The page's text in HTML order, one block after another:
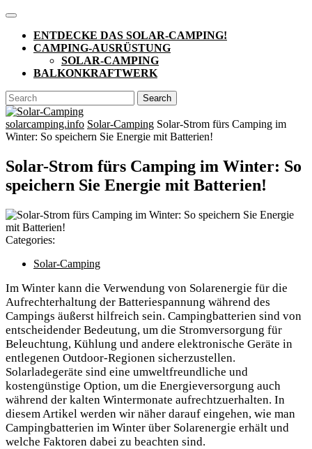
Skip
content
Open
ButtonENTDECKE DAS SOLAR-CAMPING!
CAMPING-AUSRÜSTUNG
SOLAR-CAMPING
BALKONKRAFTWERK
CLOSE
BUTTON
Search
for:
solarcamping.info Solar-Camping Solar-Strom fürs Camping im
Winter: So speichern Sie Energie mit Batterien!
Solar-Strom fürs Camping im Winter: So
speichern Sie Energie mit Batterien!
Categories:
Solar-Camping
Im Winter kann die Verwendung von Solarenergie für die
Aufrechterhaltung der Batteriespannung während des
Campings äußerst hilfreich sein. Campingbatterien sind von
entscheidender Bedeutung, um die Stromversorgung für
Beleuchtung, Kühlung und andere elektronische Geräte in
entlegenen Outdoor-Regionen sicherzustellen.
Solarladegeräte sind eine umweltfreundliche und
kostengünstige Option, um die Energieversorgung auch
während der kalten Wintermonate aufrechtzuerhalten. In
diesem Artikel werden wir näher darauf eingehen, wie man
Campingbatterien im Winter über Solarenergie erhält und
welche Faktoren dabei zu beachten sind.